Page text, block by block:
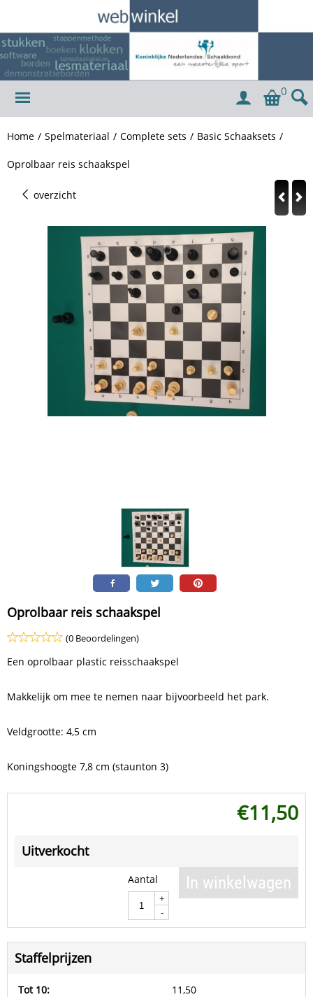
0
Home / Spelmateriaal / Complete sets / Basic Schaaksets /
Oprolbaar reis schaakspel
overzicht
Oprolbaar reis schaakspel
(0 Beoordelingen)
Een oprolbaar plastic reisschaakspel
Makkelijk om mee te nemen naar bijvoorbeeld het park.
Veldgrootte: 4,5 cm
Koningshoogte 7,8 cm (staunton 3)
€11,50
Uitverkocht
Aantal
+
-
In winkelwagen
Staffelprijzen
Tot 10: 11,50